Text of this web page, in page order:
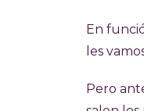
un
En
les
Pero